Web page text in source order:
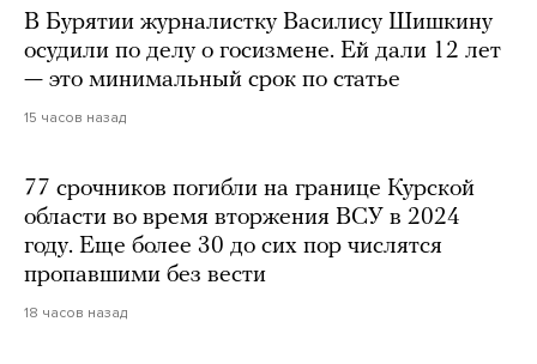
В Бурятии журналистку Василису Шишкину
осудили по делу о госизмене. Ей дали 12 лет
— это минимальный срок по статье
15 часов назад
77 срочников погибли на границе Курской
области во время вторжения ВСУ в 2024
году. Еще более 30 до сих пор числятся
пропавшими без вести
18 часов назад